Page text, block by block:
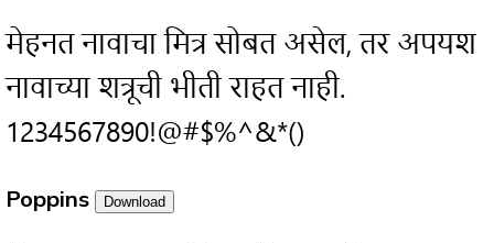
मेहनत नावाचा मित्र सोबत असेल, तर अपयश
नावाच्या शत्रूची भीती राहत नाही.
1234567890!@#$%^&*()
Poppins Download